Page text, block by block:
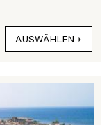
AUSWÄHLEN